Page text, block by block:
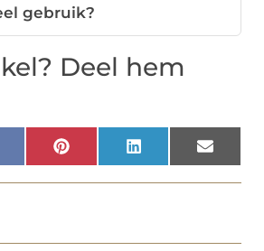
gebruik?
Deel hem
PinterestLinkedInEmail